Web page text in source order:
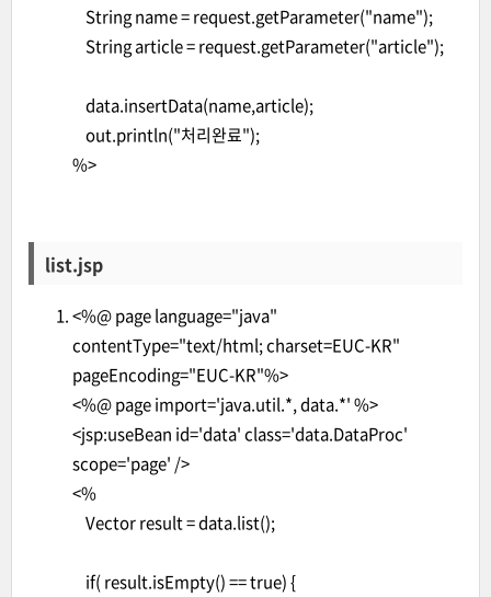
String name = request.getParameter("name");
String article = request.getParameter("article");
data.insertData(name,article);
out.println("처리완료");
%>
list.jsp
<%@ page language="java"
contentType="text/html; charset=EUC-KR"
pageEncoding="EUC-KR"%>
<%@ page import='java.util.*, data.*' %>
<jsp:useBean id='data' class='data.DataProc'
scope='page' />
<%
Vector result = data.list();
if( result.isEmpty() == true) {